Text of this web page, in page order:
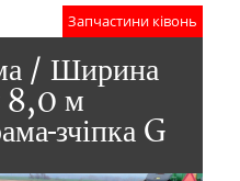
Запчастини ківонь
/ Ширина
8,0 м
зчіпка G